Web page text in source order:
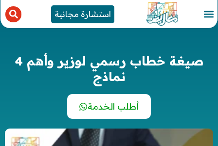
استشارة مجانية
صيغة خطاب رسمي لوزير وأهم 4
نماذج
أطلب الخدمة